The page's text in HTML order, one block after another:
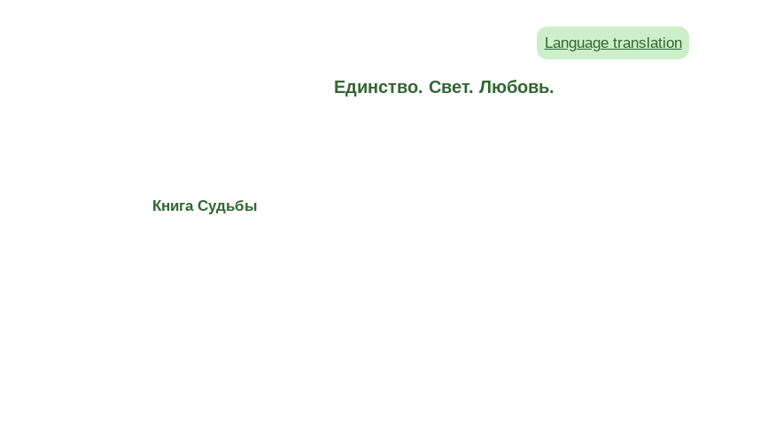
Language translation
Единство. Свет. Любовь.
Книга Судьбы